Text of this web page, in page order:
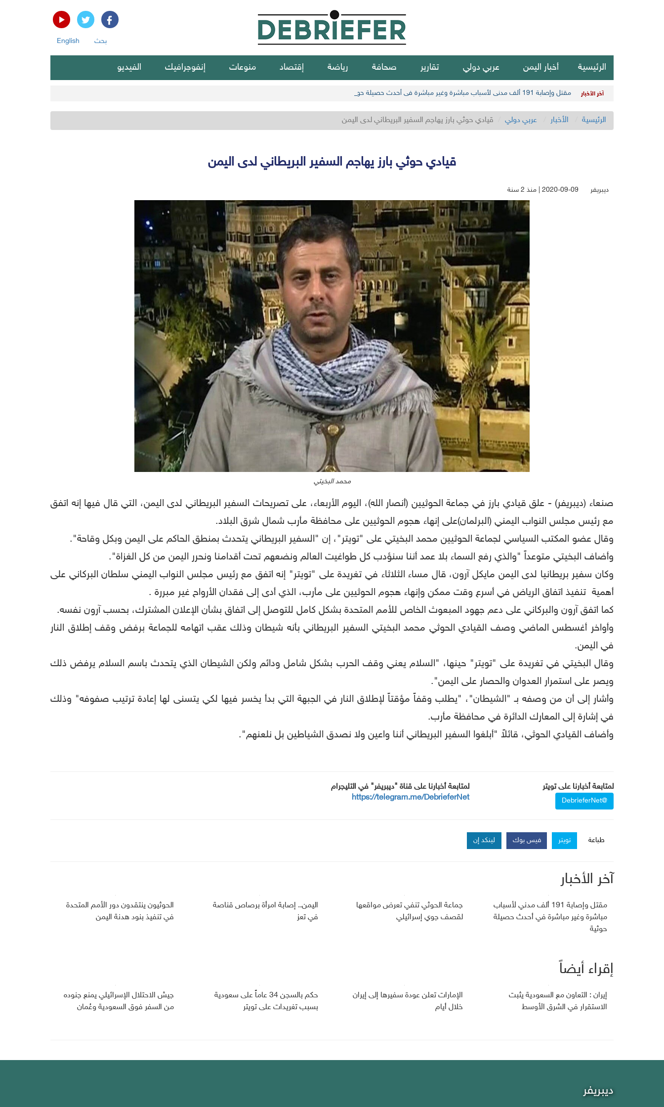
بحث English
الرئيسية أخبار اليمن عربي دولي تقارير صحافة رياضة إقتصاد منوعات إنفوجرافيك الفيديو
آخر الأخبار مقتل وإصابة 191 ألف مدني لأسباب مباشرة وغير مباشرة في أحدث حصيلة حوثية
الرئيسية الأخبار عربي دولي قيادي حوثي بارز يهاجم السفير البريطاني لدى اليمن
قيادي حوثي بارز يهاجم السفير البريطاني لدى اليمن
ديبريفر 2020-09-09 | منذ 2 سنة
محمد البخيتي
صنعاء (ديبريفر) - علق قيادي بارز في جماعة الحوثيين (أنصار الله)، اليوم الأربعاء، على تصريحات السفير البريطاني لدى اليمن، التي قال فيها إنه اتفق
مع رئيس مجلس النواب اليمني (البرلمان)على إنهاء هجوم الحوثيين على محافظة مأرب شمال شرق البلاد.
وقال عضو المكتب السياسي لجماعة الحوثيين محمد البخيتي على "تويتر"، إن "السفير البريطاني يتحدث بمنطق الحاكم على اليمن وبكل وقاحة".
وأضاف البخيتي متوعداً "والذي رفع السماء بلا عمد أننا سنؤدب كل طواغيت العالم ونضعهم تحت أقدامنا ونحرر اليمن من كل الغزاة".
وكان سفير بريطانيا لدى اليمن مايكل آرون، قال مساء الثلاثاء في تغريدة على "تويتر" إنه اتفق مع رئيس مجلس النواب اليمني سلطان البركاني على
أهمية تنفيذ اتفاق الرياض في أسرع وقت ممكن وإنهاء هجوم الحوثيين على مأرب، الذي أدى إلى فقدان الأرواح غير مبررة .
كما اتفق آرون والبركاني على دعم جهود المبعوث الخاص للأمم المتحدة بشكل كامل للتوصل إلى اتفاق بشأن الإعلان المشترك، بحسب آرون نفسه.
وأواخر أغسطس الماضي وصف القيادي الحوثي محمد البخيتي السفير البريطاني بأنه شيطان وذلك عقب اتهامه للجماعة برفض وقف إطلاق النار
في اليمن.
وقال البخيتي في تغريدة على "تويتر" حينها، "السلام يعني وقف الحرب بشكل شامل ودائم ولكن الشيطان الذي يتحدث باسم السلام يرفض ذلك
ويصر على استمرار العدوان والحصار على اليمن".
وأشار إلى أن من وصفه بـ "الشيطان"، "يطلب وقفاً مؤقتاً لإطلاق النار في الجبهة التي بدأ يخسر فيها لكي يتسنى لها إعادة ترتيب صفوفه" وذلك
في إشارة إلى المعارك الدائرة في محافظة مأرب.
وأضاف القيادي الحوثي، قائلاً "أبلغوا السفير البريطاني أننا واعين ولا نصدق الشياطين بل نلعنهم".
لمتابعة أخبارنا على تويتر
@DebrieferNet
لمتابعة أخبارنا على قناة "ديبريفر" في التليجرام
https://telegram.me/DebrieferNet
طباعة تويتر فيس بوك لينكد إن
آخر الأخبار
مقتل وإصابة 191 ألف مدني لأسباب
مباشرة وغير مباشرة في أحدث حصيلة
حوثية
جماعة الحوثي تنفي تعرض مواقعها
لقصف جوي إسرائيلي
اليمن.. إصابة امرأة برصاص قناصة
في تعز
الحوثيون ينتقدون دور الأمم المتحدة
في تنفيذ بنود هدنة اليمن
إقراء أيضاً
إيران : التعاون مع السعودية يثبت
الاستقرار في الشرق الأوسط
الإمارات تعلن عودة سفيرها إلى إيران
خلال أيام
حكم بالسجن 34 عاماً على سعودية
بسبب تغريدات على تويتر
جيش الاحتلال الإسرائيلي يمنع جنوده
من السفر فوق السعودية وعُمان
ديبريفر